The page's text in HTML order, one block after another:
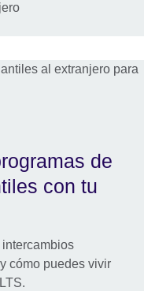
de
con tu
cómo puedes vivir